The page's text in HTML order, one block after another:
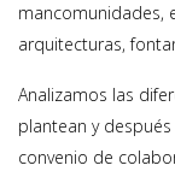
mancomunidades,
arquitecturas,
Analizamos las
plantean y
convenio de